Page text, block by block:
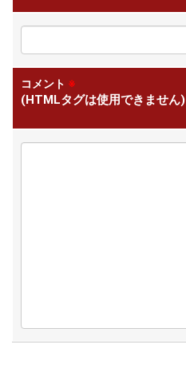
コメント ※
(HTMLタグは使用できません)